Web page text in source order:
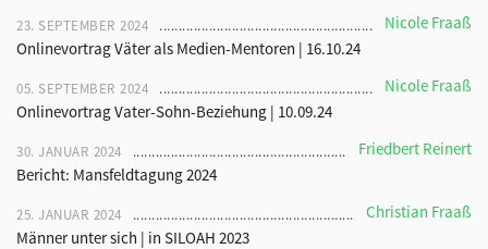
23. SEPTEMBER 2024
Nicole Fraaß
Onlinevortrag Väter als Medien-Mentoren | 16.10.24
05. SEPTEMBER 2024
Nicole Fraaß
Onlinevortrag Vater-Sohn-Beziehung | 10.09.24
30. JANUAR 2024
Friedbert Reinert
Bericht: Mansfeldtagung 2024
25. JANUAR 2024
Christian Fraaß
Männer unter sich | in SILOAH 2023